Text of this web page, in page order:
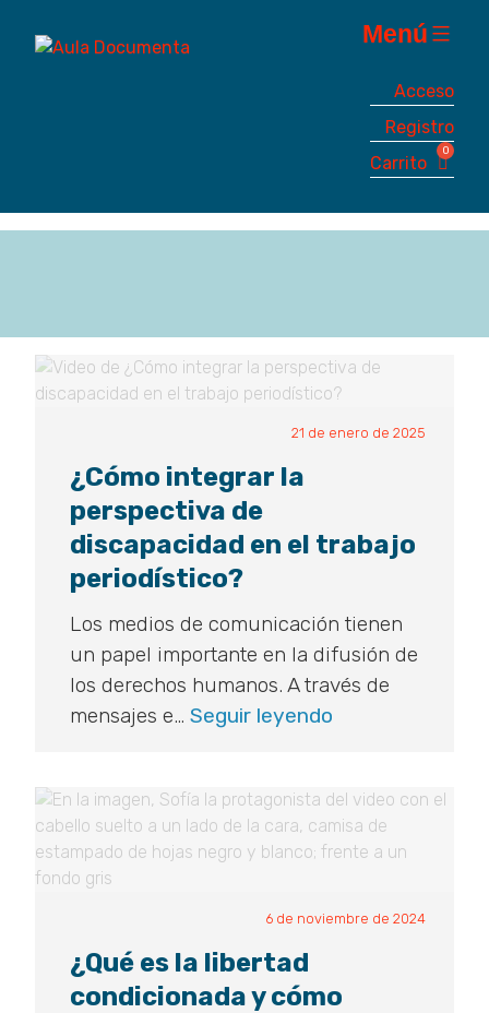
social
Acceso
Registro
Menú
21 de enero de 2025
¿Cómo integrar la
perspectiva de
discapacidad en el trabajo
periodístico?
Los medios de comunicación tienen
un papel importante en la difusión de
los derechos humanos. A través de
mensajes e… Seguir leyendo
perspectiva
de
el
periodístico?
6 de noviembre de 2024
¿Qué es la libertad
condicionada y cómo